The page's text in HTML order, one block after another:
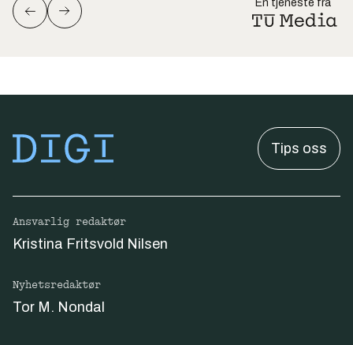
En tjeneste fra
Tips oss
Ansvarlig redaktør
Kristina Fritsvold Nilsen
Nyhetsredaktør
Tor M. Nondal